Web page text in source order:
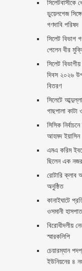
‎সিলেটবাসীকে
ডুয়েলগেজ
গণদাবি পরিষদ
সিলেট বিভাগ
পেলেন বীর
সিলেট
দিবস ২০২৬
বিতরণ ‎ ‎
সিলেটে
গাছপালা
সিসিক
আহমদ ইয়াসিন
এমএ করিম
ছিলেন এক
রোটারি ক্লাব
অনুষ্ঠিত
কানাইঘাটে
ওসমানী
বিরোধীদলীয়
স্মারকলিপি ‎
চেয়ারম্যান
ইউনিয়নের ৪